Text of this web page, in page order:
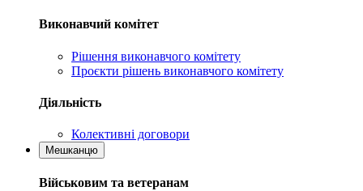
Виконавчий комітет
Рішення виконавчого комітету
Проєкти рішень виконавчого комітету
Діяльність
Колективні договори
Мешканцю
Військовим та ветеранам